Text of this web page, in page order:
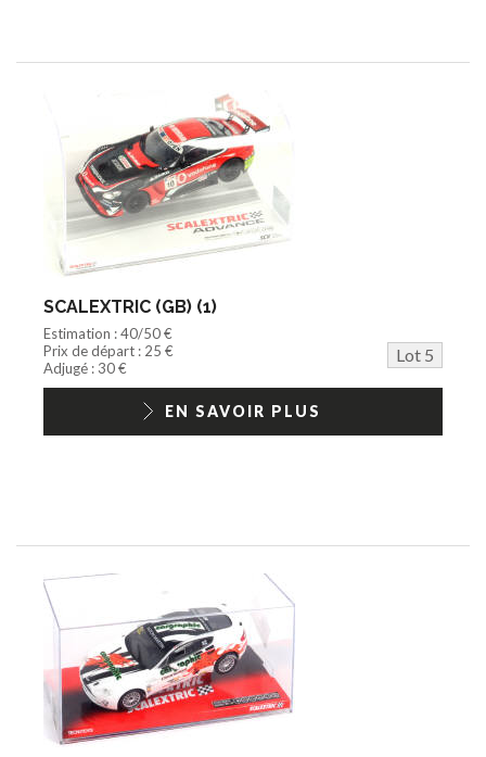
SCALEXTRIC (GB) (1)
Estimation : 40/50 €
Prix de départ : 25 €
Lot 5
Adjugé : 30 €
EN SAVOIR PLUS